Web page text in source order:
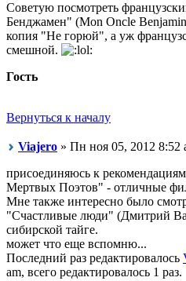
Советую посмотреть
Бенджамен" (Mon Oncle
копия "Не горюй", а уж
смешной.
Гость
Вернуться к началу
Viajero » Пн ноя 05, 2012 8:52
присоединяюсь к
Мертвых Поэтов" - отличные
Мне также интересно было
"Счастливые люди" (Дмитрий
сибирской тайге.
может что еще вспомню...
Последний раз редактировалось
am, всего редактировалось 1 раз.